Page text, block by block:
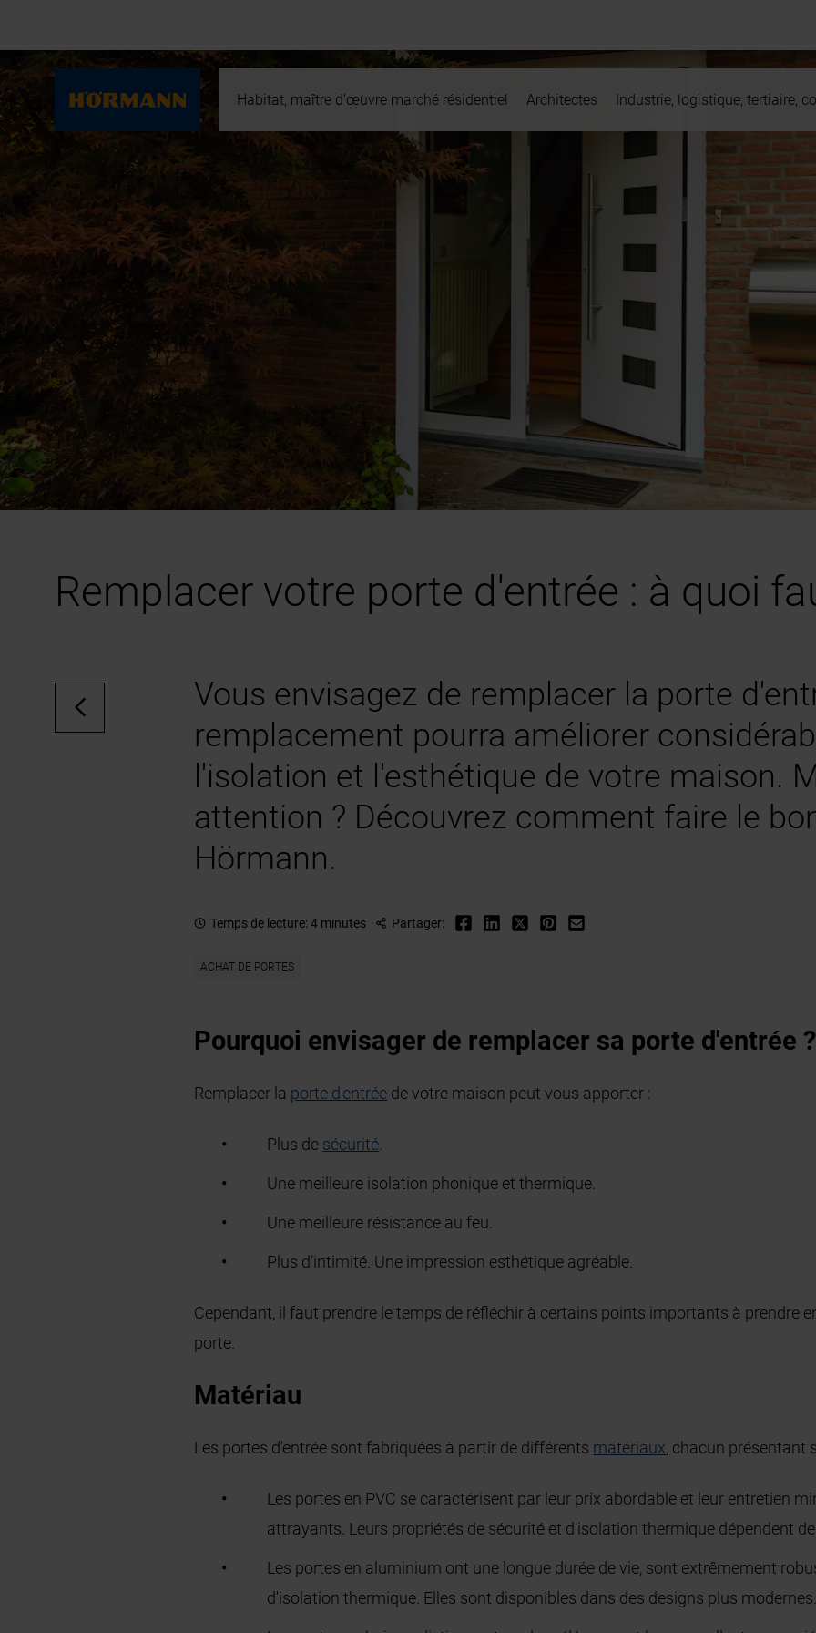
Habitat, maître d’œuvre marché résidentiel Architectes Industrie, logistique, tertiaire,
Remplacer votre porte d'entrée : à quoi
Vous envisagez de remplacer la porte
remplacement pourra améliorer
l'isolation et l'esthétique de votre maison.
attention ? Découvrez comment faire le
Hörmann.
Temps de lecture: 4 minutes Partager:
ACHAT DE PORTES
Pourquoi envisager de remplacer sa porte d'entrée ?
Remplacer la porte d'entrée de votre maison peut vous apporter :
Plus de sécurité
Une meilleure isolation phonique et thermique.
Une meilleure résistance au feu.
Plus d'intimité. Une impression esthétique agréable.
Cependant, il faut prendre le temps de réfléchir à certains points importants à prendre
porte.
Matériau
Les portes d'entrée sont fabriquées à partir de différents matériaux, chacun présentant
Les portes en PVC se caractérisent par leur prix abordable et leur entretien
attrayants. Leurs propriétés de sécurité et d'isolation thermique dépendent
Les portes en aluminium ont une longue durée de vie, sont extrêmement
d'isolation thermique. Elles sont disponibles dans des designs plus modernes.